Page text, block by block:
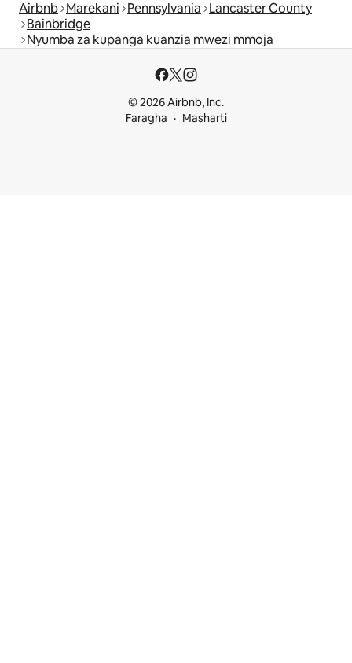
Airbnb Marekani Pennsylvania Lancaster County
Bainbridge
Nyumba za kupanga kuanzia mwezi mmoja
© 2026 Airbnb, Inc.
Faragha
Masharti